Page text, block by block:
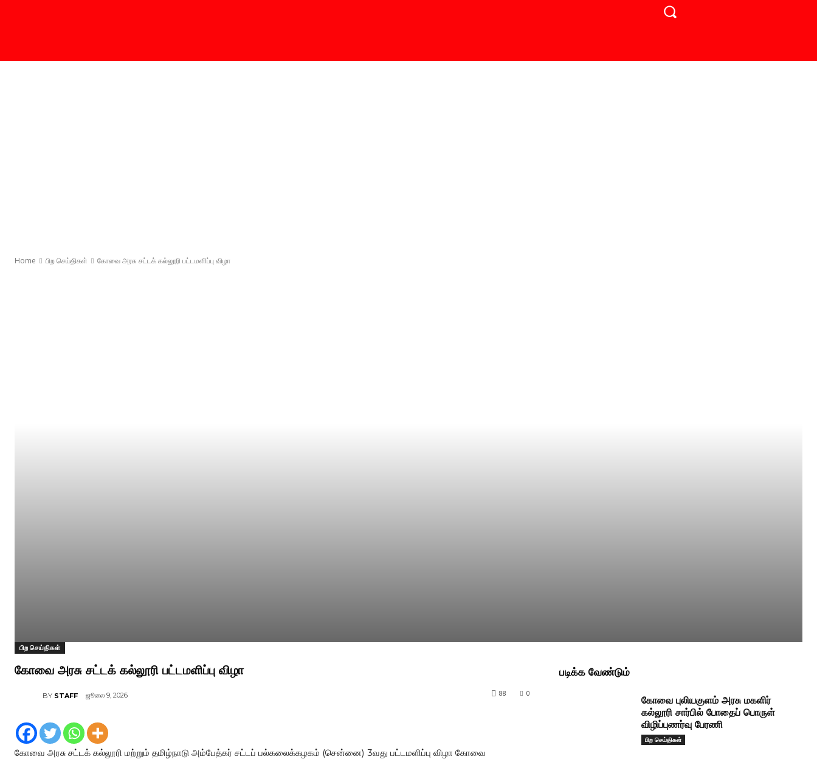
Home பிற செய்திகள் கோவை அரசு சட்டக் கல்லூரி பட்டமளிப்பு விழா
பிற செய்திகள்
கோவை அரசு சட்டக் கல்லூரி பட்டமளிப்பு விழா
BY STAFF ஜூலை 9, 2026 0
88
கோவை அரசு சட்டக் கல்லூரி மற்றும் தமிழ்நாடு அம்பேத்கர் சட்டப் பல்கலைக்கழகம் (சென்னை) 3வது பட்டமளிப்பு விழா கோவை
படிக்க வேண்டும்
கோவை புலியகுளம் அரசு மகளிர்
கல்லூரி சார்பில் போதைப் பொருள்
விழிப்புணர்வு பேரணி
பிற செய்திகள்